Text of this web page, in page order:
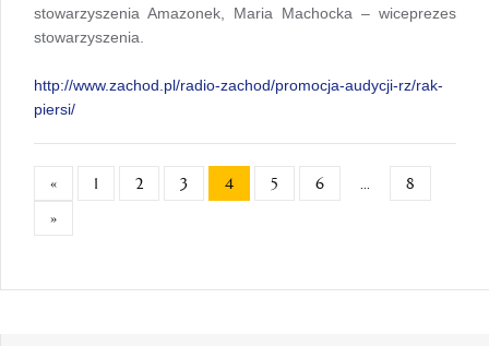
stowarzyszenia Amazonek, Maria Machocka – wiceprezes
stowarzyszenia.
http://www.zachod.pl/radio-zachod/promocja-audycji-rz/rak-
piersi/
« 1 2 3 4 5 6 ...
8
»